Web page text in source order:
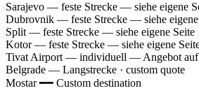
Sarajevo — feste Strecke — siehe eigene
Dubrovnik — feste Strecke — siehe eigene
Split — feste Strecke — siehe eigene Seite
Kotor— feste Strecke — siehe eigene
Tivat Airport — individuell — Angebot auf
Belgrade — Langstrecke · custom quote
Mostar━━ Custom destination